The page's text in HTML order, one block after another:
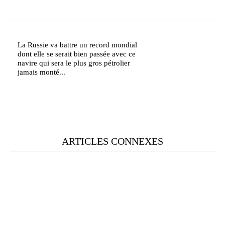
La Russie va battre un record mondial
dont elle se serait bien passée avec ce
navire qui sera le plus gros pétrolier
jamais monté...
ARTICLES CONNEXES